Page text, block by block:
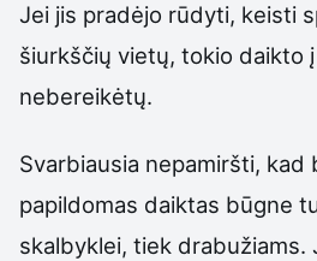
Jei jis pradėjo rūdyti, keisti
šiurkščių vietų, tokio daikto
nebereikėtų.
Svarbiausia nepamiršti, kad
papildomas daiktas būgne
skalbyklei, tiek drabužiams.